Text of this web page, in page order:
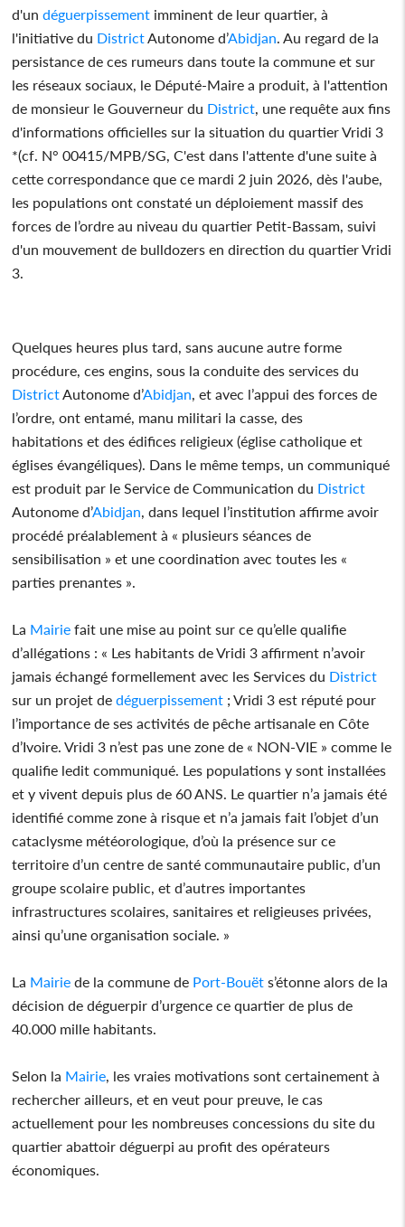
d'undéguerpissement imminent de leur quartier, à
l'initiative du DistrictAutonome d’Abidjan. Au regard de la
persistance de ces rumeurs dans toute la commune et sur
les réseaux sociaux, le Député-Maire a produit, à l'attention
de monsieur le Gouverneur du District, une requête aux fins
d'informations officielles sur la situation du quartier Vridi 3
*(cf. N° 00415/MPB/SG, C'est dans l'attente d'une suite à
cette correspondance que ce mardi 2 juin 2026, dès l'aube,
les populations ont constaté un déploiement massif des
forces de l’ordre au niveau du quartier Petit-Bassam, suivi
d'un mouvement de bulldozers en direction du quartier Vridi
3.
Quelques heures plus tard, sans aucune autre forme
procédure, ces engins, sous la conduite des services du
DistrictAutonome d’Abidjan, et avec l’appui des forces de
l’ordre, ont entamé, manu militari la casse, des
habitations et des édifices religieux (église catholique et
églises évangéliques). Dans le même temps, un communiqué
est produit par le Service de Communication du District
Autonome d’Abidjan, dans lequel l’institution affirme avoir
procédé préalablement à « plusieurs séances de
sensibilisation » et une coordination avec toutes les «
parties prenantes ».
La Mairie fait une mise au point sur ce qu’elle qualifie
d’allégations : « Les habitants de Vridi 3 affirment n’avoir
jamais échangé formellement avec les Services du District
sur un projet dedéguerpissement ; Vridi 3 est réputé pour
l’importance de ses activités de pêche artisanale en Côte
d’Ivoire. Vridi 3 n’est pas une zone de « NON-VIE » comme le
qualifie ledit communiqué. Les populations y sont installées
et y vivent depuis plus de 60 ANS. Le quartier n’a jamais été
identifié comme zone à risque et n’a jamais fait l’objet d’un
cataclysme météorologique, d’où la présence sur ce
territoire d’un centre de santé communautaire public, d’un
groupe scolaire public, et d’autres importantes
infrastructures scolaires, sanitaires et religieuses privées,
ainsi qu’une organisation sociale. »
La Mairie de la commune de Port-Bouët s’étonne alors de la
décision de déguerpir d’urgence ce quartier de plus de
40.000 mille habitants.
Selon la Mairie, les vraies motivations sont certainement à
rechercher ailleurs, et en veut pour preuve, le cas
actuellement pour les nombreuses concessions du site du
quartier abattoir déguerpi au profit des opérateurs
économiques.